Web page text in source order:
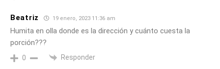
Beatriz 19 enero, 2023 11:36 am
Humita en olla donde es la dirección y cuánto cuesta la
porción???
0 Responder